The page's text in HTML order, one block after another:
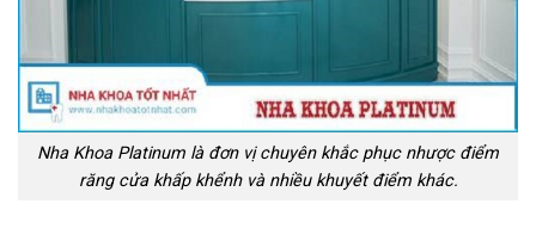
Nha Khoa Platinum là đơn vị chuyên khắc phục nhược điểm
răng cửa khấp khểnh và nhiều khuyết điểm khác.